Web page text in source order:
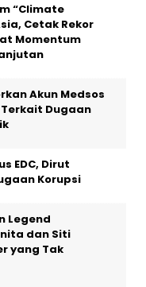
“Climate
Cetak Rekor
Momentum
Akun Medsos
Terkait Dugaan
EDC, Dirut
Korupsi
Legend
dan Siti
yang Tak